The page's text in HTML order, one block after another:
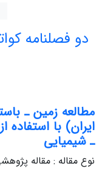
دو فصلنامه
مطالعه زمین ـ
ایران) با استفاده
ـ شیمیایی
نوع مقاله : مقاله